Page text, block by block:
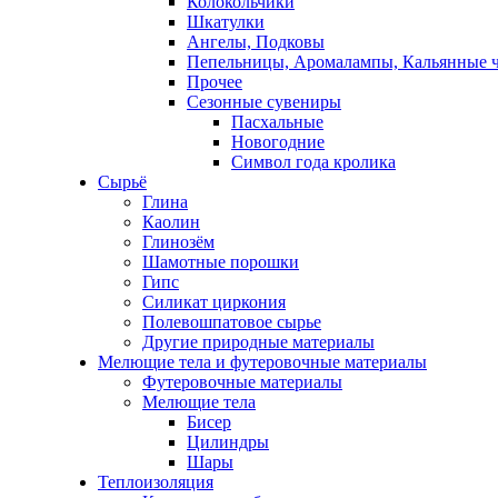
Шкатулки
Ангелы, Подковы
Пепельницы, Аромалампы, Кальянные
Прочее
Сезонные сувениры
Пасхальные
Новогодние
Символ года кролика
Сырьё
Глина
Каолин
Глинозём
Шамотные порошки
Гипс
Силикат циркония
Полевошпатовое сырье
Другие природные материалы
Мелющие тела и футеровочные материалы
Футеровочные материалы
Мелющие тела
Бисер
Цилиндры
Шары
Теплоизоляция